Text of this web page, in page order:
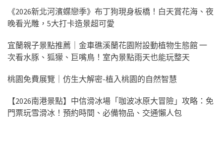
《2026新北河濱蝶戀季》布丁狗現身板橋！白天賞花海、夜
晚看光雕，5大打卡造景超可愛
宜蘭親子景點推薦｜金車礁溪蘭花園附設動植物生態館 一
次看水豚、狐獴、巨嘴鳥！室內景點雨天也能玩整天
桃園免費展覽｜仿生大解密-植入桃園的自然智慧
【2026南港景點】中信滑冰場「咖波冰原大冒險」攻略：免
門票玩雪滑冰！預約時間、必備物品、交通懶人包